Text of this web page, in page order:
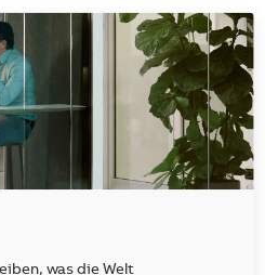
was die Welt